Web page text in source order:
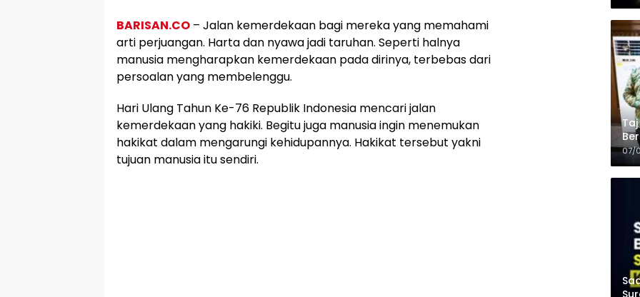
BARISAN.CO – Jalan kemerdekaan bagi mereka yang memahami
arti perjuangan. Harta dan nyawa jadi taruhan. Seperti halnya
manusia mengharapkan kemerdekaan pada dirinya, terbebas dari
persoalan yang membelenggu.
Hari Ulang Tahun Ke-76 Republik Indonesia mencari jalan
kemerdekaan yang hakiki. Begitu juga manusia ingin menemukan
hakikat dalam mengarungi kehidupannya. Hakikat tersebut yakni
tujuan manusia itu sendiri.
07/